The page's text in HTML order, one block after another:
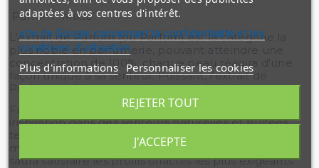
Parfum : Mixte
L'extrait de Parfum (ou Parfum) est la catégorie la
plus noble en parfumerie, pouvant atteindre une
concentration de 100%, chaque peau réagira d'une
façon unique à sa senteur. Puissant, l'extrait de
Parfum est fait pour sublimer et habiller la peau.
Fruit d’Orient est un Musc traditionnel qui puise son
inspiration dans des senteurs naturelles et fruitées
telles que le basilic, les fruits rouges ou encore la
mousse de chêne. Ce parfum audacieux et soigné
saura satisfaire les profils olfactifs les plus exigeants.
adaptées à vos centres d'intérêt.
site de Google concernant la confidentialité et les
conditions d'utilisation
Plus d'informations Personnaliser les cookies
REJETER TOUT
J'ACCEPTE